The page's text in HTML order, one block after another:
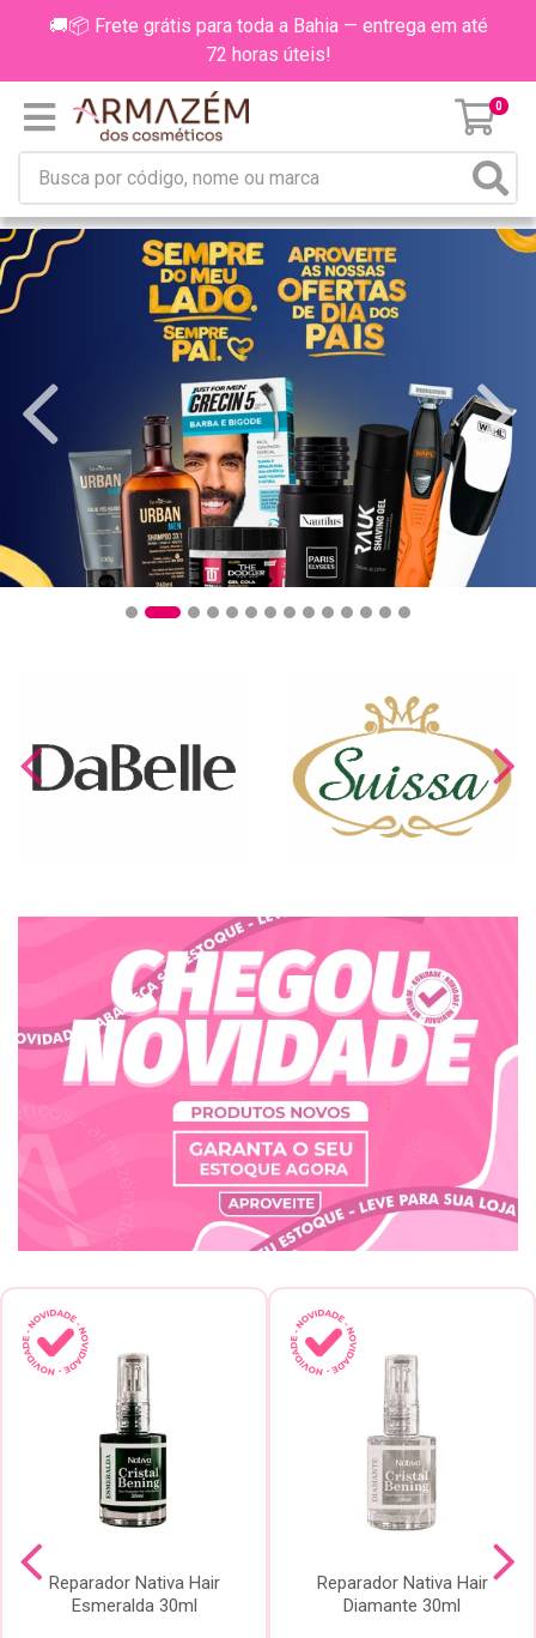
🚚📦 Frete grátis para toda a Bahia — entrega em até
72 horas úteis!
0
Reparador Nativa Hair
Esmeralda 30ml
Reparador Nativa Hair
Diamante 30ml